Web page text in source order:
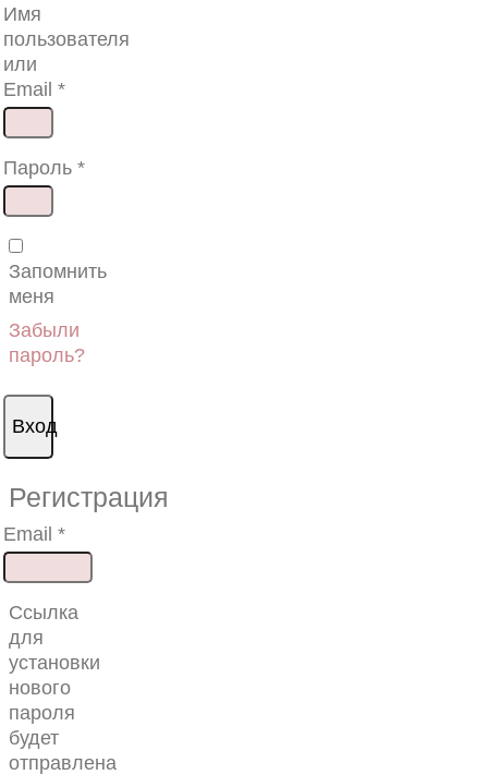
Имя
пользователя
или
Email *
Обязательно
Пароль *
Обязательно
Запомнить
меня
Забыли
пароль?
Вход
Регистрация
Email *Обязательно
Ссылка
для
установки
нового
пароля
будет
отправлена